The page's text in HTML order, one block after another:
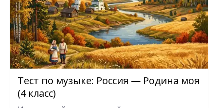
Тест по музыке: Россия — Родина моя
(4 класс)